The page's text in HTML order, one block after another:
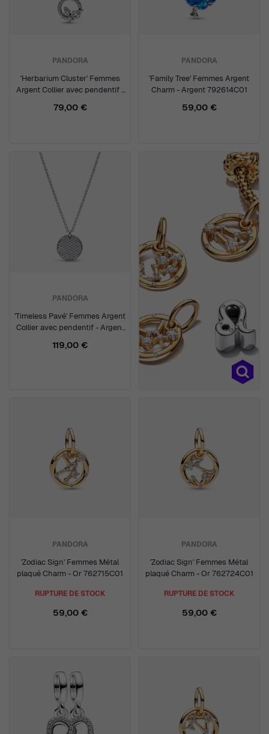
PANDORA
'Herbarium Cluster' Femmes
Argent Collier avec pendentif -
79,00 €
PANDORA
'Family Tree' Femmes Argent
Charm - Argent 792614C01
59,00 €
PANDORA
'Timeless Pavé' Femmes Argent
Collier avec pendentif - Argent
119,00 €
PANDORA
'Zodiac Sign' Femmes Métal
plaqué Charm - Or 762715C01
RUPTURE DE STOCK
59,00 €
PANDORA
'Zodiac Sign' Femmes Métal
plaqué Charm - Or 762724C01
RUPTURE DE STOCK
59,00 €